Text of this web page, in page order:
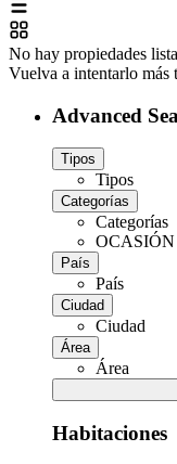
No hay propiedades
Vuelva a intentarlo más
Advanced
Tipos
Tipos
Categorías
Categorías
OCASIÓN
País
País
Ciudad
Ciudad
Área
Área
Habitaciones